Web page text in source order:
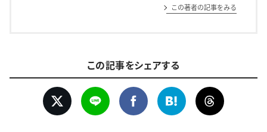
この著者の記事をみる
この記事をシェアする